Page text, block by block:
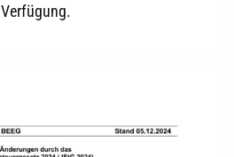
Verfügung.